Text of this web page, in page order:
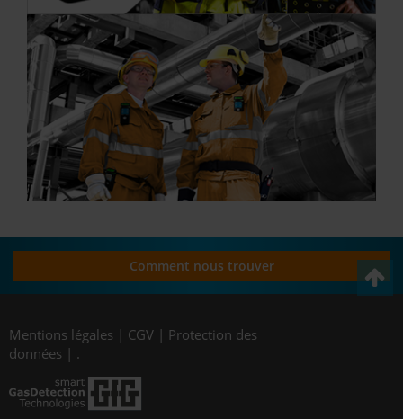
Comment nous trouver
Mentions légales | CGV | Protection des
données | .